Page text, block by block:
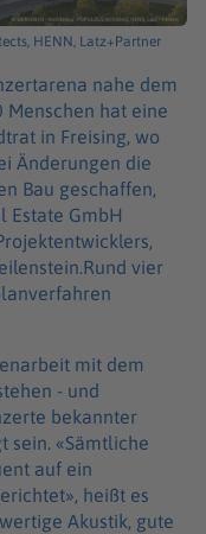
HENN, Latz+Partner
nahe dem
Menschen hat eine
in Freising, wo
Änderungen die
Bau geschaffen,
Estate GmbH
Rund vier
mit dem
- und
bekannter
sein. «Sämtliche
auf ein
heißt es
Akustik, gute